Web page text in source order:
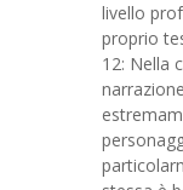
livello
proprio
12: Nella